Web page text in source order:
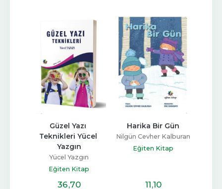
Güzel Yazı
Teknikleri Yücel
Yazgın
Yücel Yazgın
Eğiten Kitap
36,70
Harika Bir Gün
Nilgün Cevher Kalburan
Eğiten Kitap
11,10